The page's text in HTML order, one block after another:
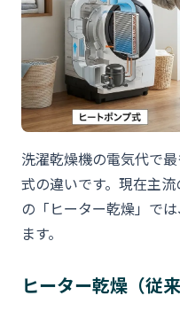
洗濯乾燥機の電気代で
式の違いです。現在主
の「ヒーター乾燥」で
ます。
ヒーター乾燥（従来